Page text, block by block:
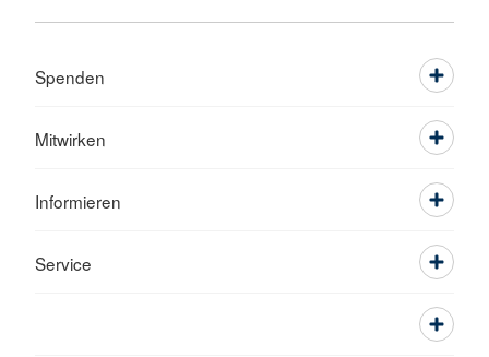
Spenden
Mitwirken
Informieren
Service